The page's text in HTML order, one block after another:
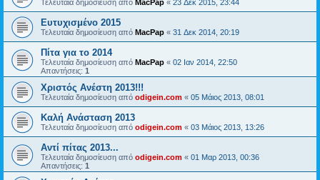
Τελευταία δημοσίευση από MacPap « 23 Δεκ 2015, 23:44
Ευτυχισμένο 2015
Τελευταία δημοσίευση από MacPap « 31 Δεκ 2014, 20:19
Πίτα για το 2014
Τελευταία δημοσίευση από MacPap « 02 Ιαν 2014, 22:50
Απαντήσεις: 1
Χριστός Ανέστη 2013!!!
Τελευταία δημοσίευση από odigein.com « 05 Μάιος 2013, 08:01
Καλή Ανάσταση 2013
Τελευταία δημοσίευση από odigein.com « 03 Μάιος 2013, 13:26
Αντί πίτας 2013...
Τελευταία δημοσίευση από odigein.com « 01 Μαρ 2013, 00:36
Απαντήσεις: 1